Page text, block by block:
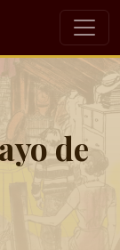
de